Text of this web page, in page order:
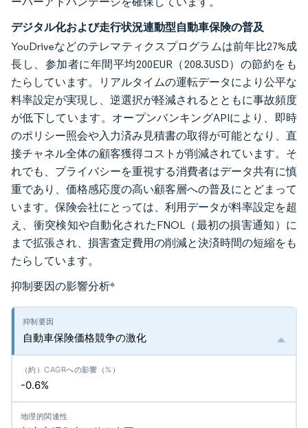
デジタル化および走行状況連動型自動車保険の普及
YouDriveなどのテレマティクスプログラムは前年比27%成
長し、参加者に年間平均200EUR（208.3USD）の節約をも
たらしています。リアルタイムの運転データにより公平な
料率設定が実現し、逆選択が軽減されるとともに事故頻度
が低下しています。オープンバンキングAPIにより、即時
のポリシー照会や入力済み見積書の取得が可能となり、直
接チャネル全体の顧客獲得コストが削減されています。そ
れでも、プライバシーを重視する消費者はデータ共有に慎
重であり、価格感応度の高い顧客層への普及にとどまって
います。保険会社にとっては、利用データが料率設定を超
え、衝突検知や自動化されたFNOL（最初の損害通知）に
まで拡張され、損害査定費用の削減と決済時間の短縮をも
たらしています。
抑制要因の影響分析*
自動車保険価格競争の激化
-0.6%